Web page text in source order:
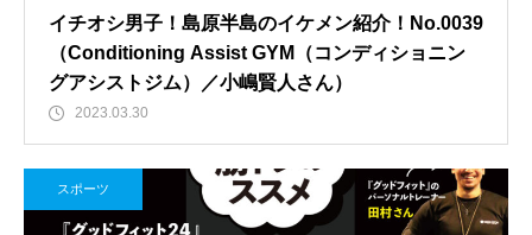
イチオシ男子！島原半島のイケメン紹介！No.0039
（Conditioning Assist GYM（コンディショニン
グアシストジム）／小嶋賢人さん）
2023.03.30
スポーツ